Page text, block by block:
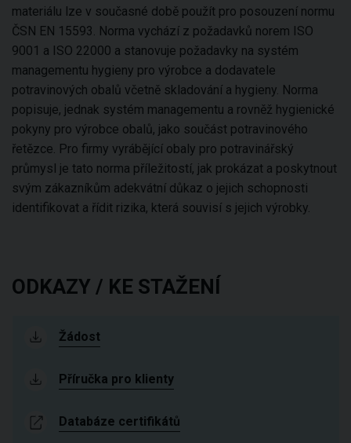
materiálu lze v současné době použít pro posouzení normu
ČSN EN 15593. Norma vychází z požadavků norem ISO
9001 a ISO 22000 a stanovuje požadavky na systém
managementu hygieny pro výrobce a dodavatele
potravinových obalů včetně skladování a hygieny. Norma
popisuje, jednak systém managementu a rovněž hygienické
pokyny pro výrobce obalů, jako součást potravinového
řetězce. Pro firmy vyrábějící obaly pro potravinářský
průmysl je tato norma příležitostí, jak prokázat a poskytnout
svým zákazníkům adekvátní důkaz o jejich schopnosti
identifikovat a řídit rizika, která souvisí s jejich výrobky.
ODKAZY / KE STAŽENÍ
Žádost
Příručka pro klienty
Databáze certifikátů